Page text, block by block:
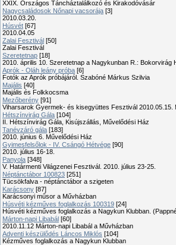
XXIX. Országos Táncháztalálkozó és Kirakodóvásár
Nagycsaládosok Nőnapi vacsorája [3]
2010.03.20.
Húsvét [67]
2010.04.05
Zalai Fesztivál [50]
Zalai Fesztivál
Szeretetnap [18]
2010. április 10. Szeretetnap a Nagykunban R.: Bokorvirág
Aprók - Oláh leány próba [6]
Fotók az Aprók próbájáról. Szabóné Márkus Szilvia
Majális [40]
Majális és Folkkocsma
Mezőberény [91]
Viharsarok Gyermek- és kisegyüttes Fesztivál 2010.05.15.
Hétszínvirág Gála [104]
II. Hétszínvirág Gála, Kisújszállás, Művelődési Ház
Tanévzáró gála [183]
2010. június 6. Művelődési Ház
Gyimesfelsőlok - IV. Csángó Hétvége [90]
2010. július 16-18.
Panyola [348]
V. Határmenti Világzenei Fesztivál. 2010. július 23-25.
Néptánctábor 100823 [251]
Tücsökfalva - néptánctábor a szigeten
Karácsony [87]
Karácsonyi műsor a Művházban
Húsvéti kézműves foglalkozás 100319 [24]
Húsvéti kézműves foglalkozás a Nagykun Klubban.
Márton-napi Libabál [60]
2010.11.12 Márton-napi Libabál a Művházban
Adventi készülődés Láncos Miklós [104]
Kézműves foglalkozás a Nagykun Klubban